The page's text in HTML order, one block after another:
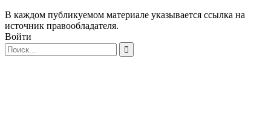
В каждом публикуемом материале указывается ссылка на
источник правообладателя.
Войти